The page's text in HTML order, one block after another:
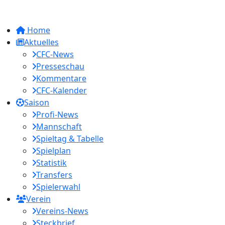
Home
Aktuelles
CFC-News
Presseschau
Kommentare
CFC-Kalender
Saison
Profi-News
Mannschaft
Spieltag & Tabelle
Spielplan
Statistik
Transfers
Spielerwahl
Verein
Vereins-News